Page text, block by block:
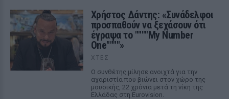
Χρήστος Δάντης: «Συνάδελφοι
προσπαθούν να ξεχάσουν ότι
έγραψα το """"My Number
One""""»
ΧΤΕΣ
Ο συνθέτης μίλησε ανοιχτά για την
αχαριστία που βιώνει στον χώρο της
μουσικής, 22 χρόνια μετά τη νίκη της
Ελλάδας στη Eurovision.